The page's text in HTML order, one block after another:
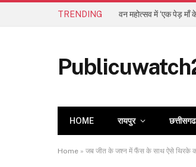
TRENDING
HOME रायपुर छत्तीसगढ
Home » जब जीत के जश्न में फैंस के साथ ऐसे थिरके